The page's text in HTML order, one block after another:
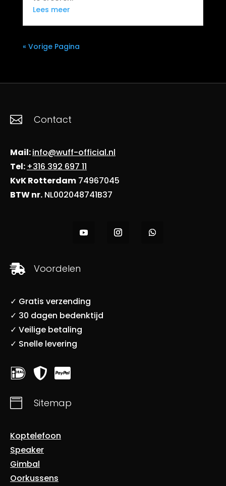
Lees meer
« Vorige Pagina
 Contact
Mail:info@wuff-official.nl
Tel: +316 392 697 11
KvK Rotterdam 74967045
BTW nr. NL002048741B37
 Voordelen
✓ Gratis verzending
✓ 30 dagen bedenktijd
✓ Veilige betaling
✓ Snelle levering
  
 Sitemap
Koptelefoon
Speaker
Gimbal
Oorkussens